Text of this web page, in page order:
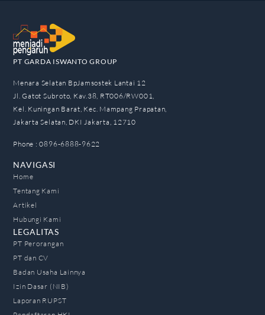
PT GARDA ISWANTO GROUP
Menara Selatan BpJamsostek Lantai 12
Jl. Gatot Subroto, Kav.38, RT006/RW001,
Kel. Kuningan Barat, Kec. Mampang Prapatan,
Jakarta Selatan, DKI Jakarta, 12710
Phone : 0896-6888-9622
NAVIGASI
Home
Tentang Kami
Artikel
Hubungi Kami
LEGALITAS
PT Perorangan
PT dan CV
Badan Usaha Lainnya
Izin Dasar (NIB)
Laporan RUPST